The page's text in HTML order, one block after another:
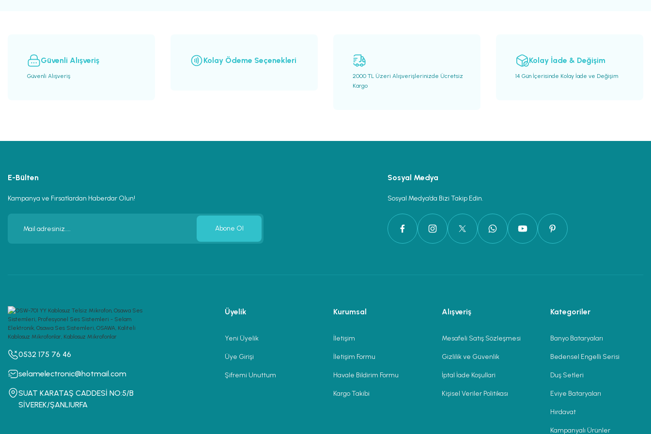
Güvenli Alışveriş
Güvenli Alışveriş
Kolay Ödeme Seçenekleri
2000 TL Üzeri Alışverişlerinizde Ücretsiz
Kargo
Kolay İade & Değişim
14 Gün İçerisinde Kolay İade ve Değişim
E-Bülten
Kampanya ve Fırsatlardan Haberdar Olun!
Abone Ol
Sosyal Medya
Sosyal Medya’da Bizi Takip Edin.
0532 175 76 46
selamelectronic@hotmail.com
SUAT KARATAŞ CADDESİ NO:5/B
SİVEREK/ŞANLIURFA
Üyelik
Yeni Üyelik
Üye Girişi
Şifremi Unuttum
Kurumsal
İletişim
İletişim Formu
Havale Bildirim Formu
Kargo Takibi
Alışveriş
Mesafeli Satış Sözleşmesi
Gizlilik ve Güvenlik
İptal İade Koşullari
Kişisel Veriler Politikası
Kategoriler
Banyo Bataryaları
Bedensel Engelli Serisi
Duş Setleri
Eviye Bataryaları
Hırdavat
Kampanyalı Ürünler